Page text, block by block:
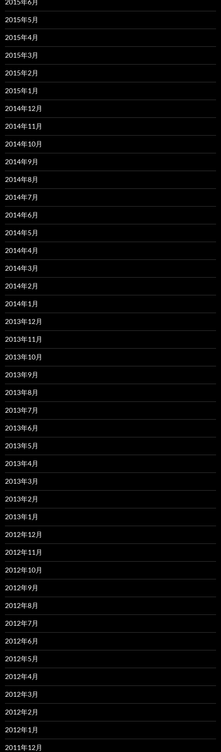
2015年5月
2015年4月
2015年3月
2015年2月
2015年1月
2014年12月
2014年11月
2014年10月
2014年9月
2014年8月
2014年7月
2014年6月
2014年5月
2014年4月
2014年3月
2014年2月
2014年1月
2013年12月
2013年11月
2013年10月
2013年9月
2013年8月
2013年7月
2013年6月
2013年5月
2013年4月
2013年3月
2013年2月
2013年1月
2012年12月
2012年11月
2012年10月
2012年9月
2012年8月
2012年7月
2012年6月
2012年5月
2012年4月
2012年3月
2012年2月
2012年1月
2011年12月